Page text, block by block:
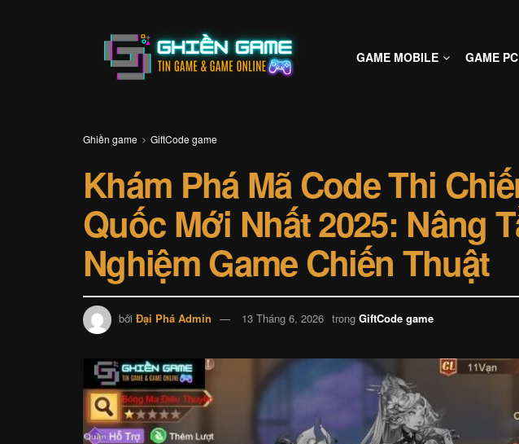
GAME MOBILE GAME PC
Ghiền game GiftCode game
Khám Phá Mã Code Thi
Quốc Mới Nhất 2025: Nâng
Nghiệm Game Chiến Thuật
bởi Đại Phá Admin 13 Tháng 6, 2026 trong GiftCode game